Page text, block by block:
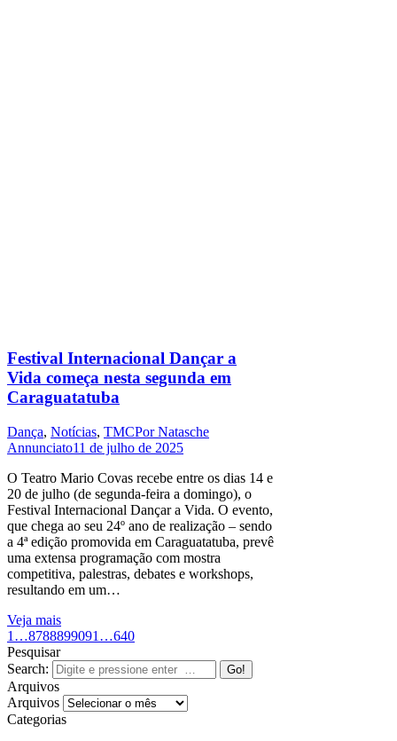
Festival Internacional Dançar a
Vida começa nesta segunda em
Caraguatatuba
Dança, Notícias, TMCPorNatasche
Annunciato11 de julho de 2025
O Teatro Mario Covas recebe entre os dias 14 e
20 de julho (de segunda-feira a domingo), o
Festival Internacional Dançar a Vida. O evento,
que chega ao seu 24º ano de realização – sendo
a 4ª edição promovida em Caraguatatuba, prevê
uma extensa programação com mostra
competitiva, palestras, debates e workshops,
resultando em um…
Veja mais
1 …8788899091 …640
Pesquisar
Search:
Arquivos
Arquivos
Categorias